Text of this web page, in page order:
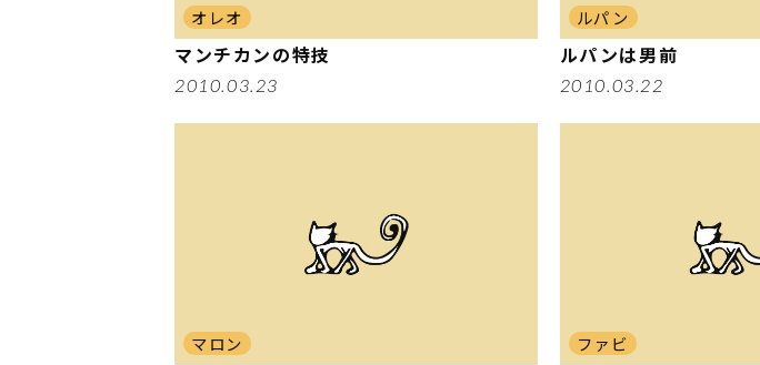
オレオ
マンチカンの特技
2010.03.23
ルパン
ルパンは男前
2010.03.22
マロン ファビ